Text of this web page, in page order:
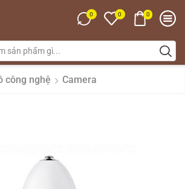
0 0 0
công nghệ Camera